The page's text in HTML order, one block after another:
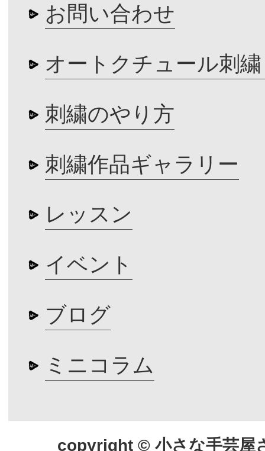
お問い合わせ
オートクチュール刺
刺繍のやり方
刺繍作品ギャラリー
レッスン
イベント
ブログ
ミニコラム
copyright © 小さな手芸屋